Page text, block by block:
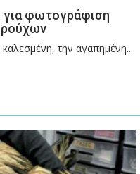
για φωτογράφιση
ρούχων
την αγαπημένη...